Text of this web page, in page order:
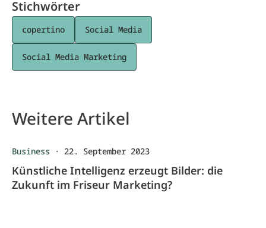
Stichwörter
copertino Social Media
Social Media Marketing
Weitere Artikel
Business · 22. September 2023
Künstliche Intelligenz erzeugt Bilder: die
Zukunft im Friseur Marketing?